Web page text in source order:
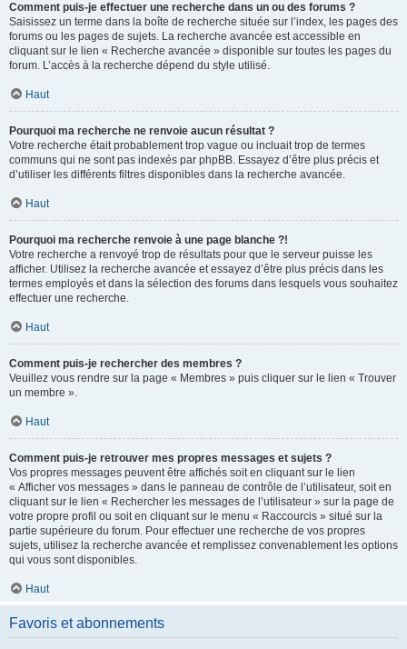
Comment puis-je effectuer une recherche dans un ou des forums ?
Saisissez un terme dans la boîte de recherche située sur l’index, les pages des
forums ou les pages de sujets. La recherche avancée est accessible en
cliquant sur le lien « Recherche avancée » disponible sur toutes les pages du
forum. L’accès à la recherche dépend du style utilisé.
Haut
Pourquoi ma recherche ne renvoie aucun résultat ?
Votre recherche était probablement trop vague ou incluait trop de termes
communs qui ne sont pas indexés par phpBB. Essayez d’être plus précis et
d’utiliser les différents filtres disponibles dans la recherche avancée.
Haut
Pourquoi ma recherche renvoie à une page blanche ?!
Votre recherche a renvoyé trop de résultats pour que le serveur puisse les
afficher. Utilisez la recherche avancée et essayez d’être plus précis dans les
termes employés et dans la sélection des forums dans lesquels vous souhaitez
effectuer une recherche.
Haut
Comment puis-je rechercher des membres ?
Veuillez vous rendre sur la page « Membres » puis cliquer sur le lien « Trouver
un membre ».
Haut
Comment puis-je retrouver mes propres messages et sujets ?
Vos propres messages peuvent être affichés soit en cliquant sur le lien
« Afficher vos messages » dans le panneau de contrôle de l’utilisateur, soit en
cliquant sur le lien « Rechercher les messages de l’utilisateur » sur la page de
votre propre profil ou soit en cliquant sur le menu « Raccourcis » situé sur la
partie supérieure du forum. Pour effectuer une recherche de vos propres
sujets, utilisez la recherche avancée et remplissez convenablement les options
qui vous sont disponibles.
Haut
Favoris et abonnements